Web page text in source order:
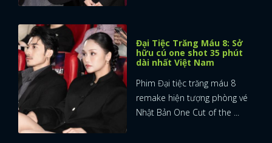
Đại Tiệc Trăng Máu 8: Sở
hữu cú one shot 35 phút
dài nhất Việt Nam
Phim Đại tiệc trăng máu 8
remake hiện tượng phòng vé
Nhật Bản One Cut of the ...